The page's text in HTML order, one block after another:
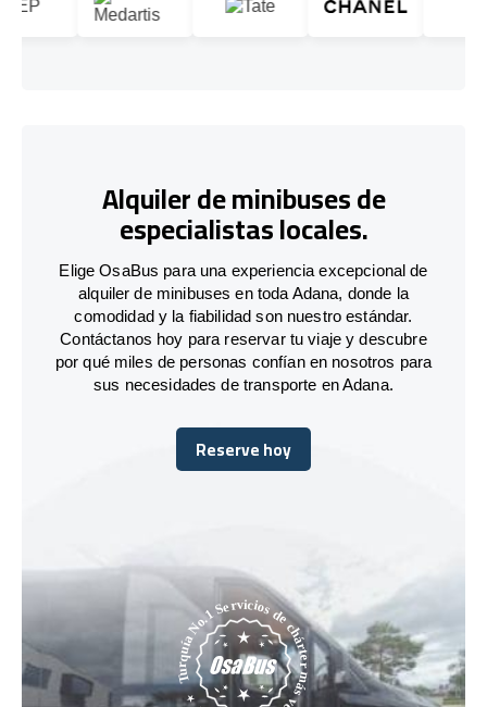
Alquiler de minibuses de
especialistas locales.
Elige OsaBus para una experiencia excepcional de
alquiler de minibuses en toda Adana, donde la
comodidad y la fiabilidad son nuestro estándar.
Contáctanos hoy para reservar tu viaje y descubre
por qué miles de personas confían en nosotros para
sus necesidades de transporte en Adana.
Reserve hoy
Reserve hoy